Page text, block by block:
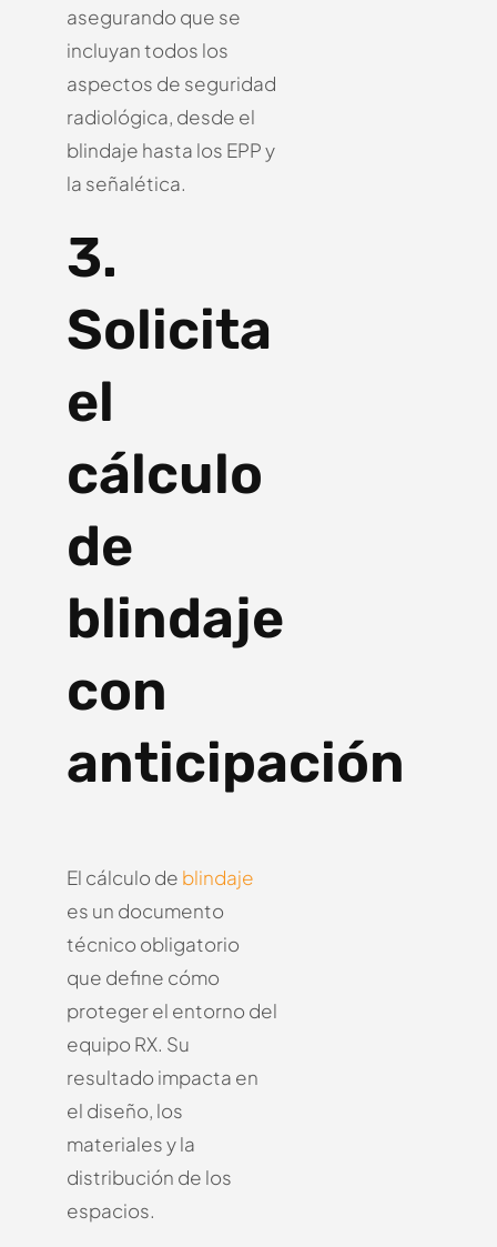
asegurando que se
incluyan todos los
aspectos de seguridad
radiológica, desde el
blindaje hasta los EPP y
la señalética.
3.
Solicita
el
cálculo
de
blindaje
con
anticipación
El cálculo de blindaje
es un documento
técnico obligatorio
que define cómo
proteger el entorno del
equipo RX. Su
resultado impacta en
el diseño, los
materiales y la
distribución de los
espacios.